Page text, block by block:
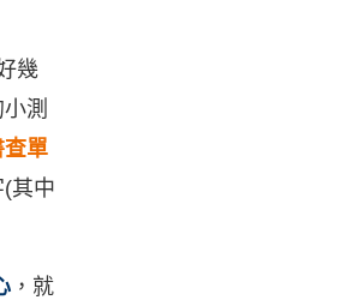
幾
測
查單
其中
，就